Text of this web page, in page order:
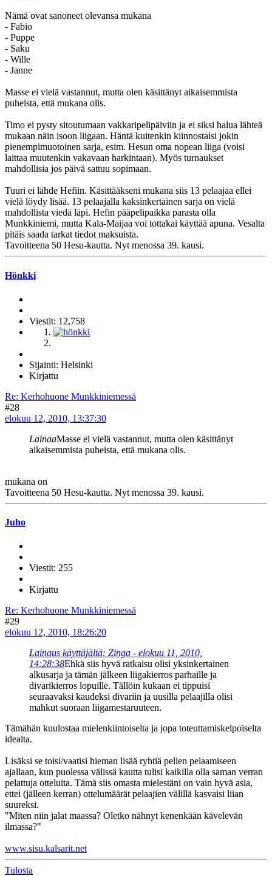
Nämä ovat sanoneet olevansa mukana
- Fabio
- Puppe
- Saku
- Wille
- Janne
Masse ei vielä vastannut, mutta olen käsittänyt aikaisemmista
puheista, että mukana olis.
Timo ei pysty sitoutumaan vakkaripelipäiviin ja ei siksi halua lähteä
mukaan näin isoon liigaan. Häntä kuitenkin kiinnostaisi jokin
pienempimuotoinen sarja, esim. Hesun oma nopean liiga (voisi
laittaa muutenkin vakavaan harkintaan). Myös turnaukset
mahdollisia jos päivä sattuu sopimaan.
Tuuri ei lähde Hefiin. Käsittääkseni mukana siis 13 pelaajaa ellei
vielä löydy lisää. 13 pelaajalla kaksinkertainen sarja on vielä
mahdollista viedä läpi. Hefin pääpelipaikka parasta olla
Munkkiniemi, mutta Kala-Maijaa voi tottakai käyttää apuna. Vesalta
pitäis saada tarkat tiedot maksuista.
Tavoitteena 50 Hesu-kautta. Nyt menossa 39. kausi.
Hönkki
Viestit: 12,758
Sijainti: Helsinki
Kirjattu
Re: Kerhohuone Munkkiniemessä
#28
elokuu 12, 2010, 13:37:30
LainaaMasse ei vielä vastannut, mutta olen käsittänyt
aikaisemmista puheista, että mukana olis.
mukana on
Tavoitteena 50 Hesu-kautta. Nyt menossa 39. kausi.
Juho
Viestit: 255
Kirjattu
Re: Kerhohuone Munkkiniemessä
#29
elokuu 12, 2010, 18:26:20
Lainaus käyttäjältä: Zinga - elokuu 11, 2010,
14:28:38Ehkä siis hyvä ratkaisu olisi yksinkertainen
alkusarja ja tämän jälkeen liigakierros parhaille ja
divarikierros lopuille. Tällöin kukaan ei tippuisi
seuraavaksi kaudeksi divariin ja uusilla pelaajilla olisi
mahkut suoraan liigamestaruuteen.
Tämähän kuulostaa mielenkiintoiselta ja jopa toteuttamiskelpoiselta
idealta.
Lisäksi se toisi/vaatisi hieman lisää ryhtiä pelien pelaamiseen
ajallaan, kun puolessa välissä kautta tulisi kaikilla olla saman verran
pelattuja otteluita. Tämä siis omasta mielestäni on vain hyvä asia,
ettei (jälleen kerran) ottelumäärät pelaajien välillä kasvaisi liian
suureksi.
"Miten niin jalat maassa? Oletko nähnyt kenenkään kävelevän
ilmassa?"
www.sisu.kalsarit.net
Tulosta